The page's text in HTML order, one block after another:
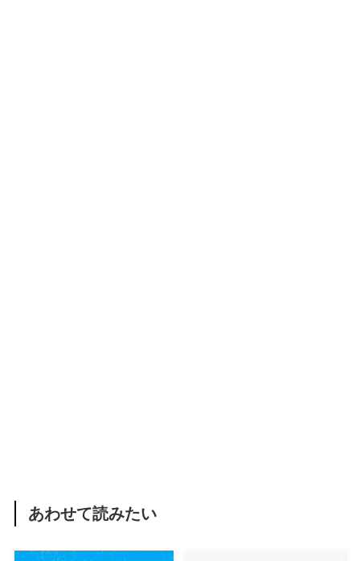
あわせて読みたい